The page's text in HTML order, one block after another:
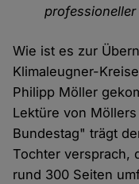
Wie ist es zur
Klimaleugner-
Philipp Möller
Lektüre von
Bundestag" trägt
Tochter versprach,
rund 300 Seiten